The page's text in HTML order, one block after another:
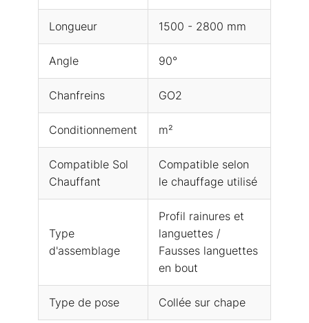
Longueur 1500 - 2800 mm
Angle 90°
Chanfreins GO2
Conditionnement m²
Compatible Sol
Chauffant
Compatible selon
le chauffage utilisé
Type
d'assemblage
Profil rainures et
languettes /
Fausses languettes
en bout
Type de pose Collée sur chape